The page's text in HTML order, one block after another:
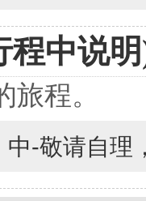
程中说
程。
中-敬请自理